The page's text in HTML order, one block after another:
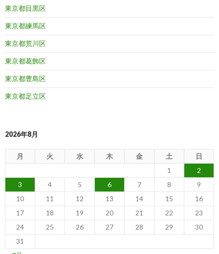
東京都目黒区
東京都練馬区
東京都荒川区
東京都葛飾区
東京都豊島区
東京都足立区
2026年8月
月 火 水 木 金 土
日
1
2
3
4 5 6 7 8
9
10
11 12 13 14 15
16
17
18 19 20 21 22
23
24
25 26 27 28 29
30
31